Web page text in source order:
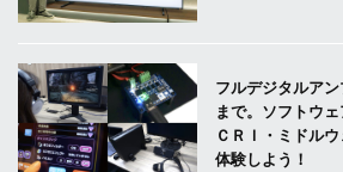
フルデジタルア
まで。ソフトウ
ＣＲＩ・ミドル
体験しよう！